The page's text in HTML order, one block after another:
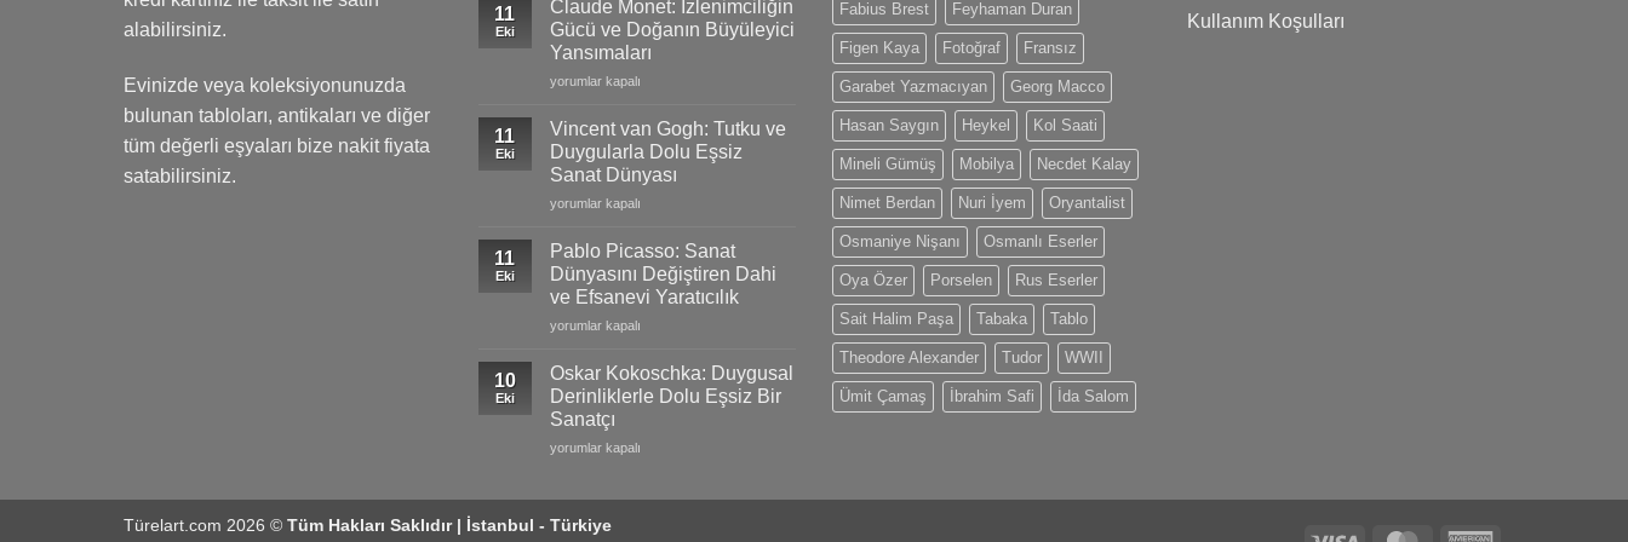
alabilirsiniz.
Evinizde veya koleksiyonunuzda
bulunan tabloları, antikaları ve diğer
tüm değerli eşyaları bize nakit fiyata
satabilirsiniz.
18k
Gold
Models,
Limited
and
Swiss
Craftsmanship
için
11
Eki
Claude Monet: İzlenimciliğin
Gücü ve Doğanın Büyüleyici
Yansımaları
Claude
İzlenimciliğin
Gücü
ve
Doğanın
Büyüleyici
için
yorumlar kapalı
11
Eki
Vincent van Gogh: Tutku ve
Duygularla Dolu Eşsiz
Sanat Dünyası
Vincent
Gogh:
Tutku
ve
Duygularla
Dolu
Sanat
Dünyası
için
yorumlar kapalı
11
Eki
Pablo Picasso: Sanat
Dünyasını Değiştiren Dahi
ve Efsanevi Yaratıcılık
Pablo
Sanat
Dünyasını
Değiştiren
Dahi
ve
yorumlar kapalı
10
Eki
Oskar Kokoschka: Duygusal
Derinliklerle Dolu Eşsiz Bir
Sanatçı
Oskar
Dolu
yorumlar kapalı
Fabius Brest Feyhaman Duran
Figen Kaya Fotoğraf Fransız
Garabet Yazmacıyan Georg Macco
Hasan Saygın Heykel Kol Saati
Mineli Gümüş Mobilya Necdet Kalay
Nimet Berdan Nuri İyem Oryantalist
Osmaniye Nişanı Osmanlı Eserler
Oya Özer Porselen Rus Eserler
Sait Halim Paşa Tabaka Tablo
Theodore Alexander Tudor WWII
Ümit Çamaş İbrahim Safi İda Salom
Kullanım Koşulları
Türelart.com 2026 © Tüm Hakları Saklıdır | İstanbul - Türkiye